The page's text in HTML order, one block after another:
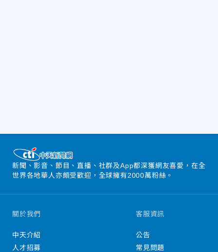
新聞、影音、節目、直播、社群及App都深獲網友喜愛，在全
世界各地華人亦頗受歡迎，全球擁有2000萬粉絲。
關於我們
中天介紹
人才招募
客服資訊
公告
常見問題